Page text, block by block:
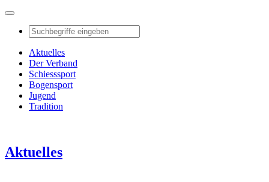
Aktuelles
Der Verband
Schiesssport
Bogensport
Jugend
Tradition
Aktuelles